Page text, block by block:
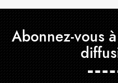
Abonnez-vous